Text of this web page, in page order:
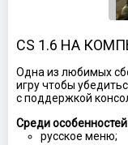
CS 1.6 НА
Одна из любимых
игру чтобы
с поддержкой
Среди
русское меню;